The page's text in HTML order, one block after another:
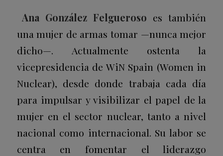
Ana González Felgueroso es también
una mujer de armas tomar —nunca mejor
dicho—. Actualmente ostenta la
vicepresidencia de WiN Spain (Women in
Nuclear), desde donde trabaja cada día
para impulsar y visibilizar el papel de la
mujer en el sector nuclear, tanto a nivel
nacional como internacional. Su labor se
centra en fomentar el liderazgo